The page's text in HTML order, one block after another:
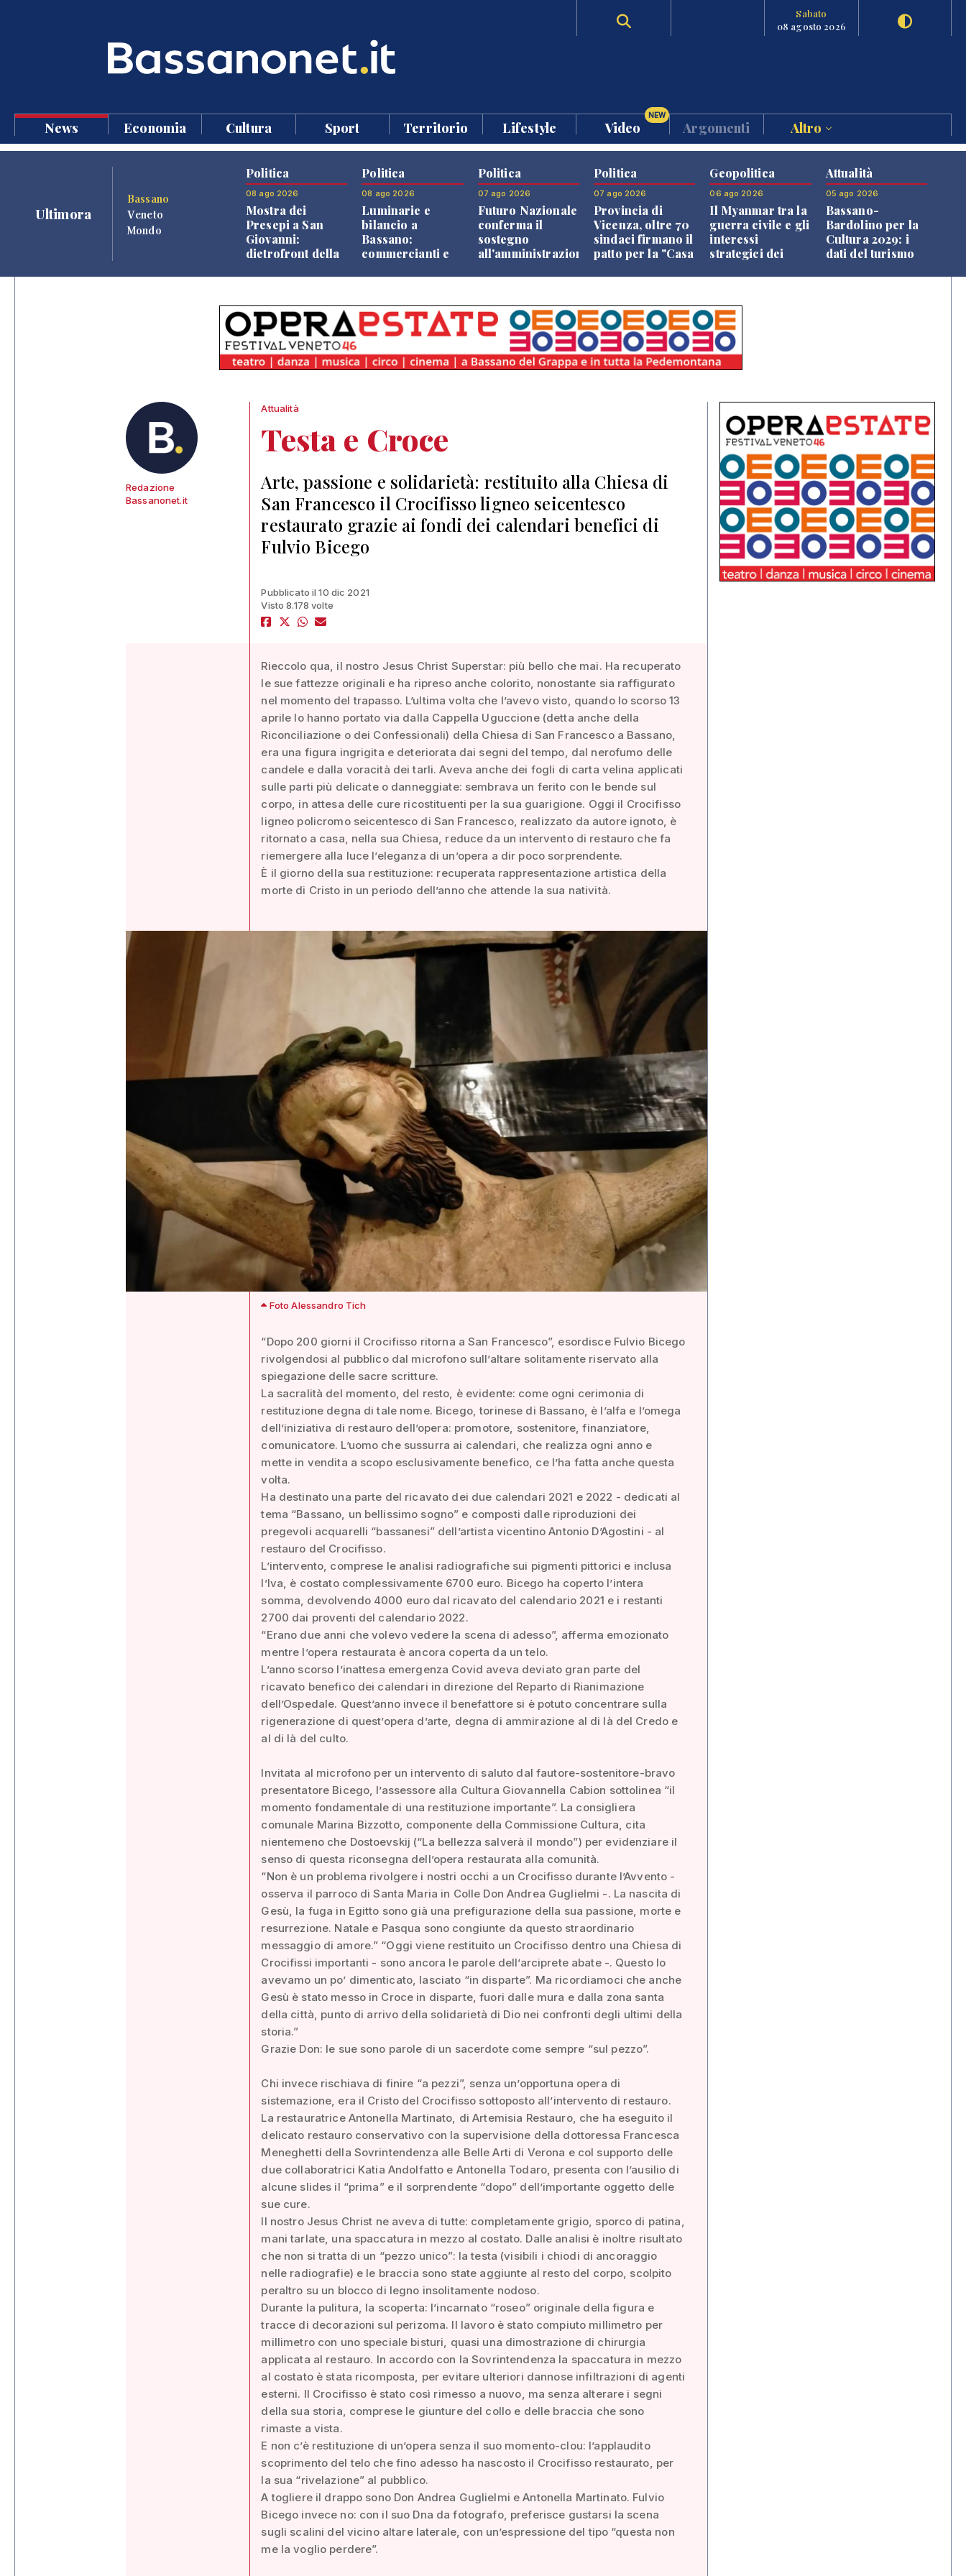
Sabato
08 agosto 2026
News Economia Cultura Sport Territorio Lifestyle Video
NEW
Argomenti Altro
Ultimora
Bassano
Veneto
Mondo
Politica
08 ago 2026
Mostra dei
Presepi a San
Giovanni:
dietrofront della
Politica
08 ago 2026
Luminarie e
bilancio a
Bassano:
commercianti e
Politica
07 ago 2026
Futuro Nazionale
conferma il
sostegno
all'amministrazione
Politica
07 ago 2026
Provincia di
Vicenza, oltre 70
sindaci firmano il
patto per la "Casa
Geopolitica
06 ago 2026
Il Myanmar tra la
guerra civile e gli
interessi
strategici dei
Attualità
05 ago 2026
Bassano-
Bardolino per la
Cultura 2029: i
dati del turismo
Redazione
Bassanonet.it
Attualità
Testa e Croce
Arte, passione e solidarietà: restituito alla Chiesa di
San Francesco il Crocifisso ligneo seicentesco
restaurato grazie ai fondi dei calendari benefici di
Fulvio Bicego
Pubblicato il 10 dic 2021
Visto 8.178 volte
Rieccolo qua, il nostro Jesus Christ Superstar: più bello che mai. Ha recuperato
le sue fattezze originali e ha ripreso anche colorito, nonostante sia raffigurato
nel momento del trapasso. L’ultima volta che l’avevo visto, quando lo scorso 13
aprile lo hanno portato via dalla Cappella Uguccione (detta anche della
Riconciliazione o dei Confessionali) della Chiesa di San Francesco a Bassano,
era una figura ingrigita e deteriorata dai segni del tempo, dal nerofumo delle
candele e dalla voracità dei tarli. Aveva anche dei fogli di carta velina applicati
sulle parti più delicate o danneggiate: sembrava un ferito con le bende sul
corpo, in attesa delle cure ricostituenti per la sua guarigione. Oggi il Crocifisso
ligneo policromo seicentesco di San Francesco, realizzato da autore ignoto, è
ritornato a casa, nella sua Chiesa, reduce da un intervento di restauro che fa
riemergere alla luce l’eleganza di un’opera a dir poco sorprendente.
È il giorno della sua restituzione: recuperata rappresentazione artistica della
morte di Cristo in un periodo dell’anno che attende la sua natività.
Foto Alessandro Tich
“Dopo 200 giorni il Crocifisso ritorna a San Francesco”, esordisce Fulvio Bicego
rivolgendosi al pubblico dal microfono sull’altare solitamente riservato alla
spiegazione delle sacre scritture.
La sacralità del momento, del resto, è evidente: come ogni cerimonia di
restituzione degna di tale nome. Bicego, torinese di Bassano, è l’alfa e l’omega
dell’iniziativa di restauro dell’opera: promotore, sostenitore, finanziatore,
comunicatore. L’uomo che sussurra ai calendari, che realizza ogni anno e
mette in vendita a scopo esclusivamente benefico, ce l’ha fatta anche questa
volta.
Ha destinato una parte del ricavato dei due calendari 2021 e 2022 - dedicati al
tema “Bassano, un bellissimo sogno” e composti dalle riproduzioni dei
pregevoli acquarelli “bassanesi” dell’artista vicentino Antonio D’Agostini - al
restauro del Crocifisso.
L’intervento, comprese le analisi radiografiche sui pigmenti pittorici e inclusa
l’Iva, è costato complessivamente 6700 euro. Bicego ha coperto l’intera
somma, devolvendo 4000 euro dal ricavato del calendario 2021 e i restanti
2700 dai proventi del calendario 2022.
“Erano due anni che volevo vedere la scena di adesso”, afferma emozionato
mentre l’opera restaurata è ancora coperta da un telo.
L’anno scorso l’inattesa emergenza Covid aveva deviato gran parte del
ricavato benefico dei calendari in direzione del Reparto di Rianimazione
dell’Ospedale. Quest’anno invece il benefattore si è potuto concentrare sulla
rigenerazione di quest’opera d’arte, degna di ammirazione al di là del Credo e
al di là del culto.
Invitata al microfono per un intervento di saluto dal fautore-sostenitore-bravo
presentatore Bicego, l’assessore alla Cultura Giovannella Cabion sottolinea “il
momento fondamentale di una restituzione importante”. La consigliera
comunale Marina Bizzotto, componente della Commissione Cultura, cita
nientemeno che Dostoevskij (“La bellezza salverà il mondo”) per evidenziare il
senso di questa riconsegna dell’opera restaurata alla comunità.
“Non è un problema rivolgere i nostri occhi a un Crocifisso durante l’Avvento -
osserva il parroco di Santa Maria in Colle Don Andrea Guglielmi -. La nascita di
Gesù, la fuga in Egitto sono già una prefigurazione della sua passione, morte e
resurrezione. Natale e Pasqua sono congiunte da questo straordinario
messaggio di amore.” “Oggi viene restituito un Crocifisso dentro una Chiesa di
Crocifissi importanti - sono ancora le parole dell’arciprete abate -. Questo lo
avevamo un po’ dimenticato, lasciato “in disparte”. Ma ricordiamoci che anche
Gesù è stato messo in Croce in disparte, fuori dalle mura e dalla zona santa
della città, punto di arrivo della solidarietà di Dio nei confronti degli ultimi della
storia.”
Grazie Don: le sue sono parole di un sacerdote come sempre “sul pezzo”.
Chi invece rischiava di finire “a pezzi”, senza un’opportuna opera di
sistemazione, era il Cristo del Crocifisso sottoposto all’intervento di restauro.
La restauratrice Antonella Martinato, di Artemisia Restauro, che ha eseguito il
delicato restauro conservativo con la supervisione della dottoressa Francesca
Meneghetti della Sovrintendenza alle Belle Arti di Verona e col supporto delle
due collaboratrici Katia Andolfatto e Antonella Todaro, presenta con l’ausilio di
alcune slides il “prima” e il sorprendente “dopo” dell’importante oggetto delle
sue cure.
Il nostro Jesus Christ ne aveva di tutte: completamente grigio, sporco di patina,
mani tarlate, una spaccatura in mezzo al costato. Dalle analisi è inoltre risultato
che non si tratta di un “pezzo unico”: la testa (visibili i chiodi di ancoraggio
nelle radiografie) e le braccia sono state aggiunte al resto del corpo, scolpito
peraltro su un blocco di legno insolitamente nodoso.
Durante la pulitura, la scoperta: l’incarnato “roseo” originale della figura e
tracce di decorazioni sul perizoma. Il lavoro è stato compiuto millimetro per
millimetro con uno speciale bisturi, quasi una dimostrazione di chirurgia
applicata al restauro. In accordo con la Sovrintendenza la spaccatura in mezzo
al costato è stata ricomposta, per evitare ulteriori dannose infiltrazioni di agenti
esterni. Il Crocifisso è stato così rimesso a nuovo, ma senza alterare i segni
della sua storia, comprese le giunture del collo e delle braccia che sono
rimaste a vista.
E non c’è restituzione di un’opera senza il suo momento-clou: l’applaudito
scoprimento del telo che fino adesso ha nascosto il Crocifisso restaurato, per
la sua “rivelazione” al pubblico.
A togliere il drappo sono Don Andrea Guglielmi e Antonella Martinato. Fulvio
Bicego invece no: con il suo Dna da fotografo, preferisce gustarsi la scena
sugli scalini del vicino altare laterale, con un’espressione del tipo “questa non
me la voglio perdere”.